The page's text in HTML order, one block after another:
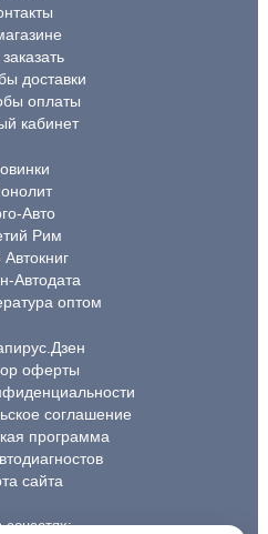
доставки
оплаты
кабинет
Авто
Рим
Автодата
оптом
оферты
соглашение
программа
сайта